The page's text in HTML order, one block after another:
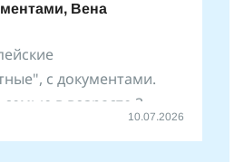
Вена
с документами.
в возрасте 3
и
10.07.2026